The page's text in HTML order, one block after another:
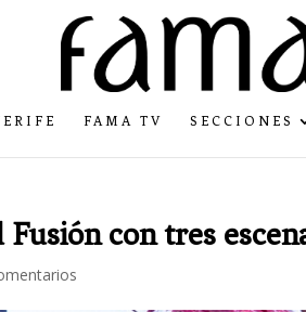
FAMA TV SECCIONES
con tres